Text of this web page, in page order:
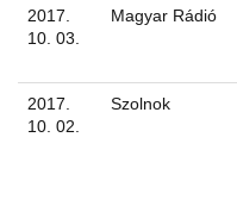
2017.
10. 03.
Magyar Rádió
2017.
10. 02.
Szolnok